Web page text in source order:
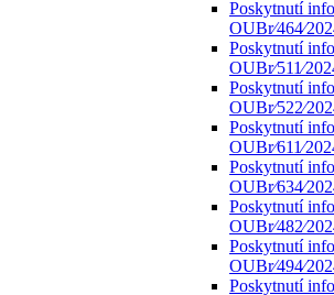
Poskytnutí
Poskytnutí
Poskytnutí
Poskytnutí
Poskytnutí
Poskytnutí
Poskytnutí
Poskytnutí